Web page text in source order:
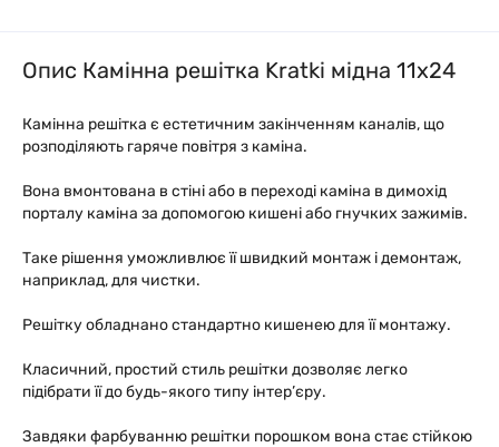
Опис Камінна решітка Kratki мідна 11x24
Камінна решітка є естетичним закінченням каналів, що
розподіляють гаряче повітря з каміна.
Вона вмонтована в стіні або в переході каміна в димохід
порталу каміна за допомогою кишені або гнучких зажимів.
Таке рішення уможливлює її швидкий монтаж і демонтаж,
наприклад, для чистки.
Решітку обладнано стандартно кишенею для її монтажу.
Класичний, простий стиль решітки дозволяє легко
підібрати її до будь-якого типу інтер’єру.
Завдяки фарбуванню решітки порошком вона стає стійкою